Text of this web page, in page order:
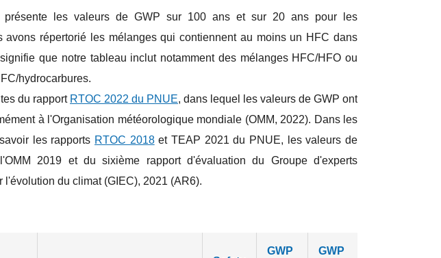
présente les valeurs de GWP sur 100 ans et sur 20 ans pour les
avons répertorié les mélanges qui contiennent au moins un HFC dans
que notre tableau inclut notamment des mélanges HFC/HFO ou
hydrocarbures.
du rapport RTOC 2022 du PNUE, dans lequel les valeurs de GWP ont
à l'Organisation météorologique mondiale (OMM, 2022). Dans les
les rapports RTOC 2018et TEAP 2021 du PNUE, les valeurs de
2019 et du sixième rapport d'évaluation du Groupe d'experts
l'évolution du climat (GIEC), 2021 (AR6).
GWP
GWP